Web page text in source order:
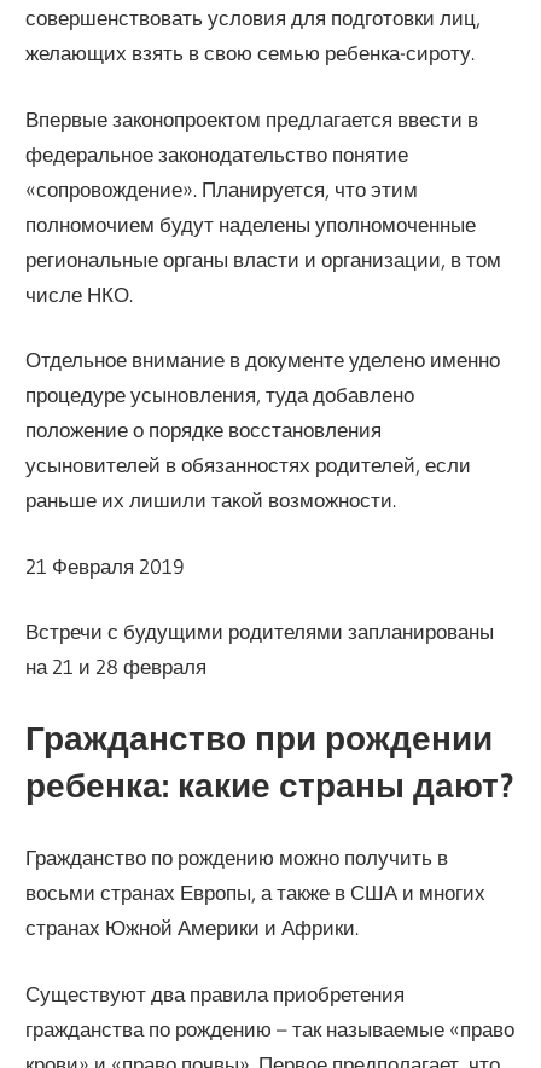
совершенствовать условия для подготовки лиц,
желающих взять в свою семью ребенка-сироту.
Впервые законопроектом предлагается ввести в
федеральное законодательство понятие
«сопровождение». Планируется, что этим
полномочием будут наделены уполномоченные
региональные органы власти и организации, в том
числе НКО.
Отдельное внимание в документе уделено именно
процедуре усыновления, туда добавлено
положение о порядке восстановления
усыновителей в обязанностях родителей, если
раньше их лишили такой возможности.
21 Февраля 2019
Встречи с будущими родителями запланированы
на 21 и 28 февраля
Гражданство при рождении
ребенка: какие страны дают?
Гражданство по рождению можно получить в
восьми странах Европы, а также в США и многих
странах Южной Америки и Африки.
Существуют два правила приобретения
гражданства по рождению – так называемые «право